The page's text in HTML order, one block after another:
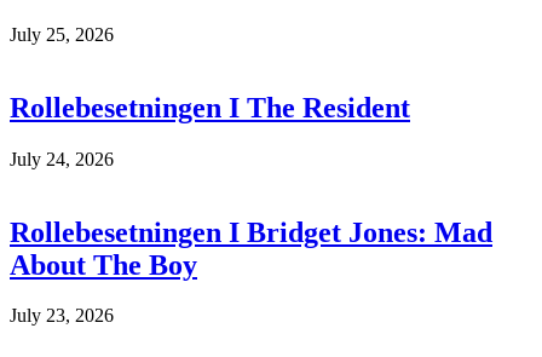
July 25, 2026
Rollebesetningen I The Resident
July 24, 2026
Rollebesetningen I Bridget Jones: Mad
About The Boy
July 23, 2026